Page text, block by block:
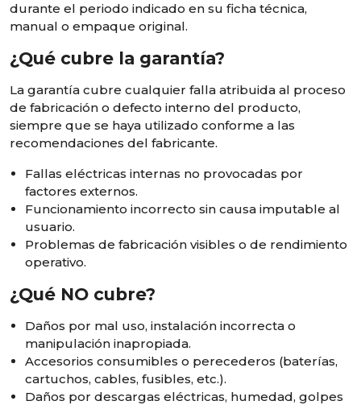
durante el periodo indicado en su ficha técnica,
manual o empaque original.
¿Qué cubre la garantía?
La garantía cubre cualquier falla atribuida al proceso
de fabricación o defecto interno del producto,
siempre que se haya utilizado conforme a las
recomendaciones del fabricante.
Fallas eléctricas internas no provocadas por
factores externos.
Funcionamiento incorrecto sin causa imputable al
usuario.
Problemas de fabricación visibles o de rendimiento
operativo.
¿Qué NO cubre?
Daños por mal uso, instalación incorrecta o
manipulación inapropiada.
Accesorios consumibles o perecederos (baterías,
cartuchos, cables, fusibles, etc.).
Daños por descargas eléctricas, humedad, golpes